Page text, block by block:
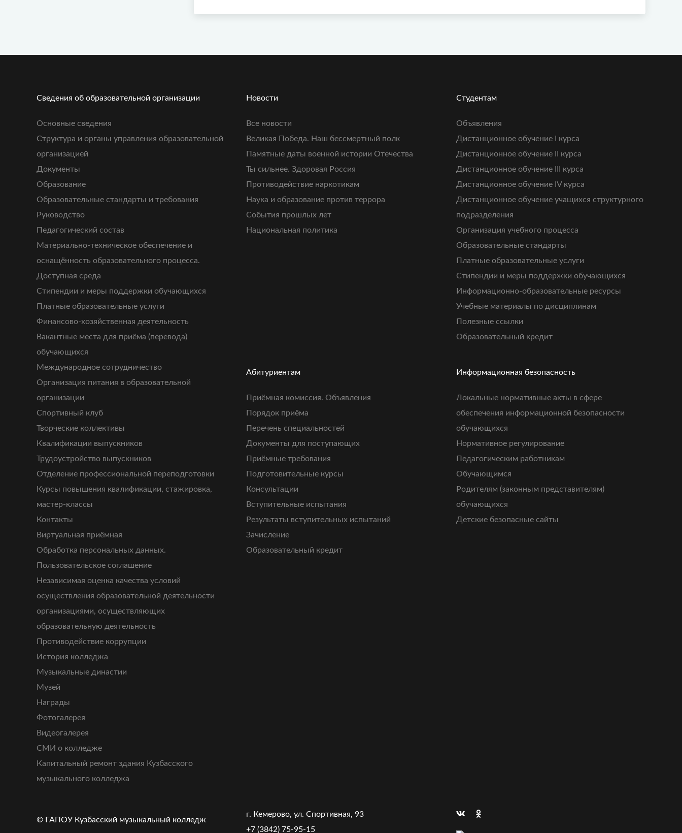
Сведения об образовательной организации
Основные сведения
Структура и органы управления образовательной
организацией
Документы
Образование
Образовательные стандарты и требования
Руководство
Педагогический состав
Материально-техническое обеспечение и
оснащённость образовательного процесса.
Доступная среда
Стипендии и меры поддержки обучающихся
Платные образовательные услуги
Финансово-хозяйственная деятельность
Вакантные места для приёма (перевода)
обучающихся
Международное сотрудничество
Организация питания в образовательной
организации
Спортивный клуб
Творческие коллективы
Квалификации выпускников
Трудоустройство выпускников
Отделение профессиональной переподготовки
Курсы повышения квалификации, стажировка,
мастер-классы
Контакты
Виртуальная приёмная
Обработка персональных данных.
Пользовательское соглашение
Независимая оценка качества условий
осуществления образовательной деятельности
организациями, осуществляющих
образовательную деятельность
Противодействие коррупции
История колледжа
Музыкальные династии
Музей
Награды
Фотогалерея
Видеогалерея
СМИ о колледже
Капитальный ремонт здания Кузбасского
музыкального колледжа
Новости
Все новости
Великая Победа. Наш бессмертный полк
Памятные даты военной истории Отечества
Ты сильнее. Здоровая Россия
Противодействие наркотикам
Наука и образование против террора
События прошлых лет
Национальная политика
Студентам
Объявления
Дистанционное обучение I курса
Дистанционное обучение II курса
Дистанционное обучение III курса
Дистанционное обучение IV курса
Дистанционное обучение учащихся структурного
подразделения
Организация учебного процесса
Образовательные стандарты
Платные образовательные услуги
Стипендии и меры поддержки обучающихся
Информационно-образовательные ресурсы
Учебные материалы по дисциплинам
Полезные ссылки
Образовательный кредит
Абитуриентам
Приёмная комиссия. Объявления
Порядок приёма
Перечень специальностей
Документы для поступающих
Приёмные требования
Подготовительные курсы
Консультации
Вступительные испытания
Результаты вступительных испытаний
Зачисление
Образовательный кредит
Информационная безопасность
Локальные нормативные акты в сфере
обеспечения информационной безопасности
обучающихся
Нормативное регулирование
Педагогическим работникам
Обучающимся
Родителям (законным представителям)
обучающихся
Детские безопасные сайты
© ГАПОУ Кузбасский музыкальный колледж
г. Кемерово, ул. Спортивная, 93
+7 (3842) 75-95-15